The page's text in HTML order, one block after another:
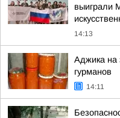
выиграли
14:13
Аджика на
гурманов
14:11